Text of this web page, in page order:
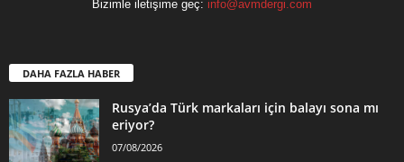
Bizimle iletişime geç: info@avmdergi.com
DAHA FAZLA HABER
Rusya’da Türk markaları için balayı sona mı
eriyor?
07/08/2026